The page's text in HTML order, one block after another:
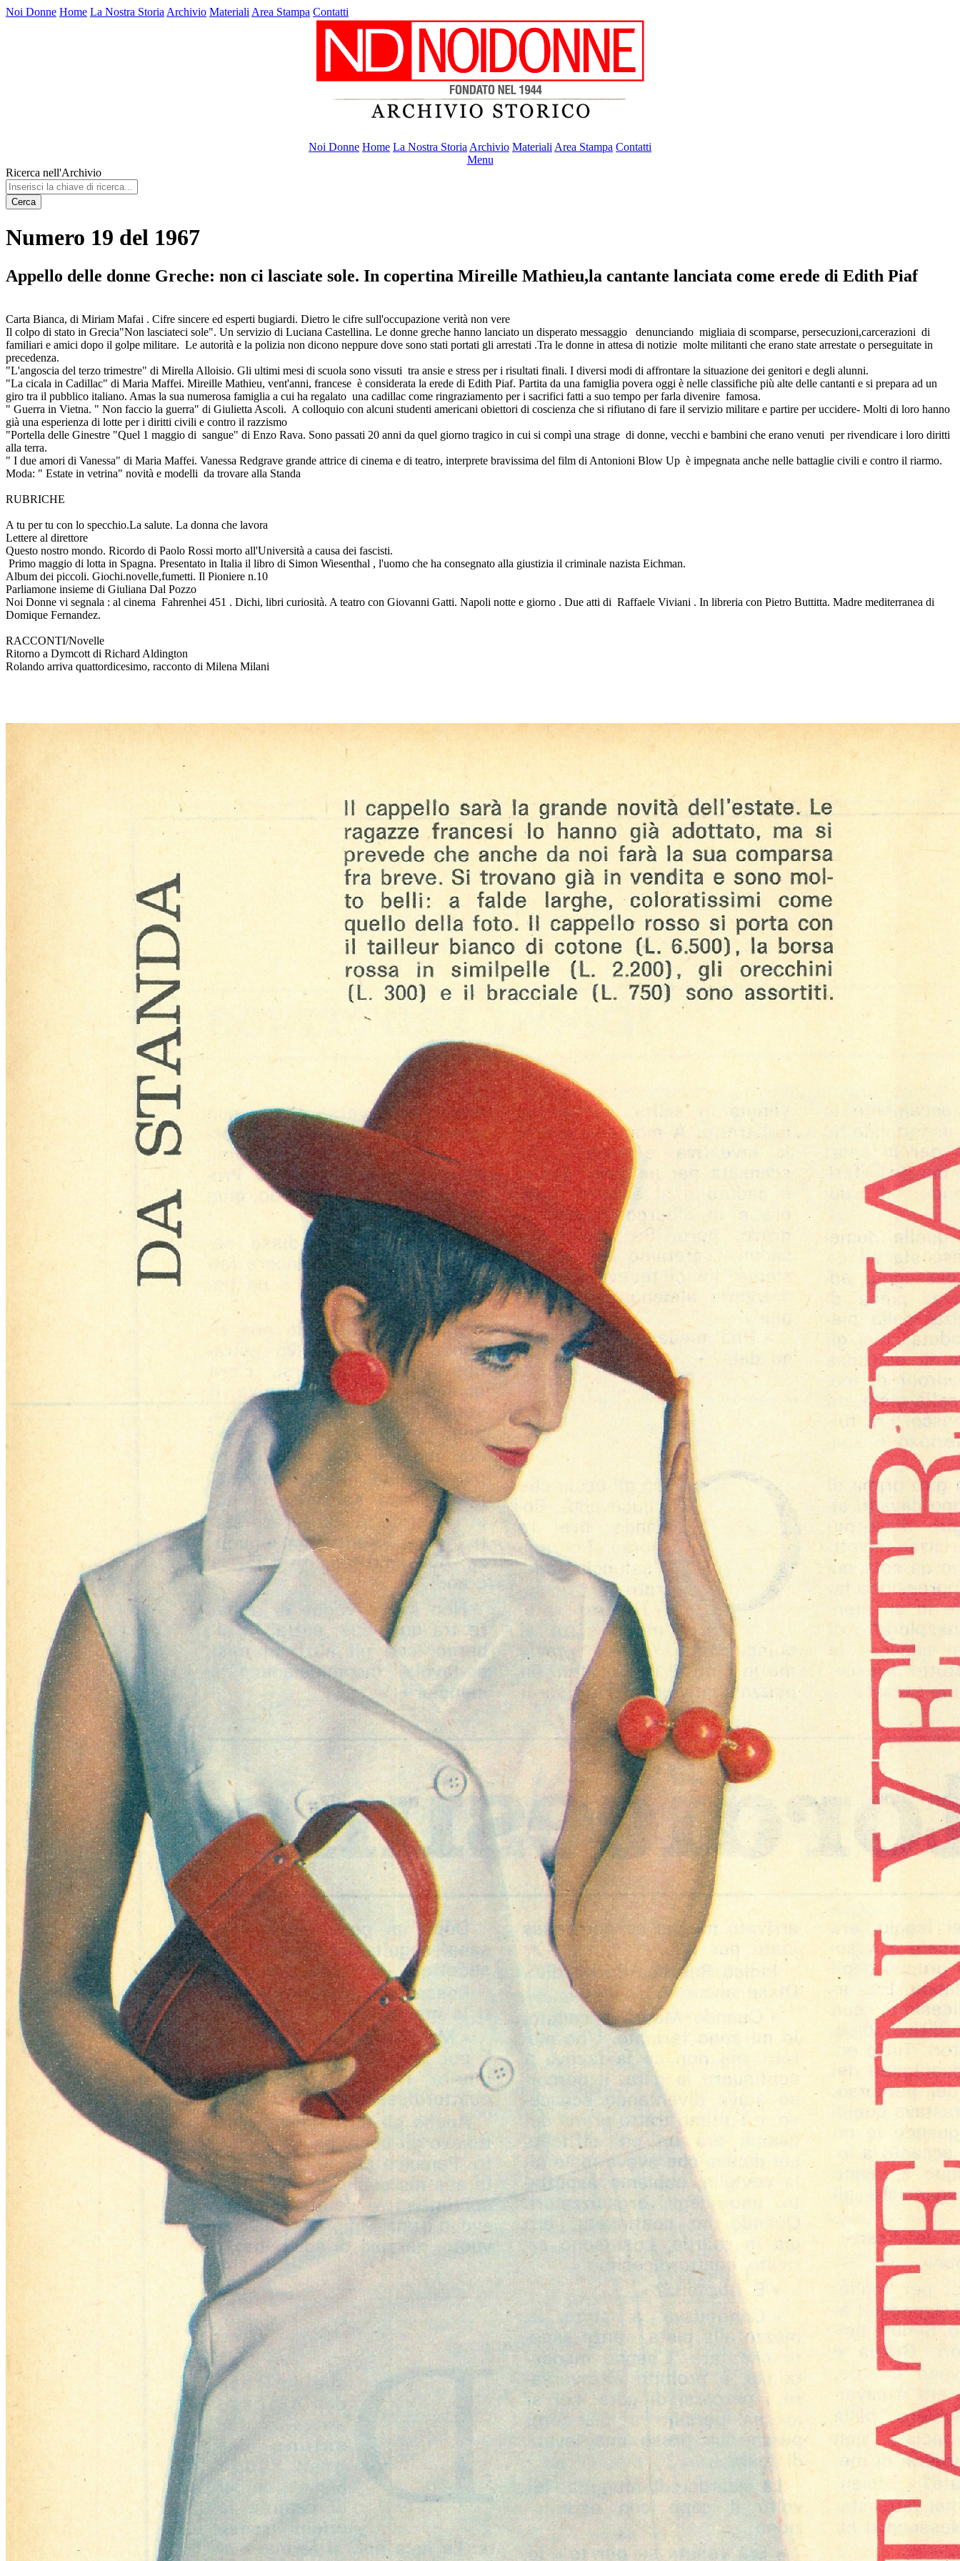
Noi Donne Home La Nostra Storia Archivio Materiali Area Stampa Contatti
Noi Donne Home La Nostra Storia Archivio Materiali Area Stampa Contatti
Menu
Ricerca nell'Archivio
Cerca
Numero 19 del 1967
Appello delle donne Greche: non ci lasciate sole. In copertina Mireille Mathieu,la cantante lanciata come erede di Edith Piaf
Carta Bianca, di Miriam Mafai . Cifre sincere ed esperti bugiardi. Dietro le cifre sull'occupazione verità non vere
Il colpo di stato in Grecia"Non lasciateci sole". Un servizio di Luciana Castellina. Le donne greche hanno lanciato un disperato messaggio denunciando migliaia di scomparse, persecuzioni,carcerazioni di
familiari e amici dopo il golpe militare. Le autorità e la polizia non dicono neppure dove sono stati portati gli arrestati .Tra le donne in attesa di notizie molte militanti che erano state arrestate o perseguitate in
precedenza.
"L'angoscia del terzo trimestre" di Mirella Alloisio. Gli ultimi mesi di scuola sono vissuti tra ansie e stress per i risultati finali. I diversi modi di affrontare la situazione dei genitori e degli alunni.
"La cicala in Cadillac" di Maria Maffei. Mireille Mathieu, vent'anni, francese è considerata la erede di Edith Piaf. Partita da una famiglia povera oggi è nelle classifiche più alte delle cantanti e si prepara ad un
giro tra il pubblico italiano. Amas la sua numerosa famiglia a cui ha regalato una cadillac come ringraziamento per i sacrifici fatti a suo tempo per farla divenire famosa.
" Guerra in Vietna. " Non faccio la guerra" di Giulietta Ascoli. A colloquio con alcuni studenti americani obiettori di coscienza che si rifiutano di fare il servizio militare e partire per uccidere- Molti di loro hanno
già una esperienza di lotte per i diritti civili e contro il razzismo
"Portella delle Ginestre "Quel 1 maggio di sangue" di Enzo Rava. Sono passati 20 anni da quel giorno tragico in cui si compì una strage di donne, vecchi e bambini che erano venuti per rivendicare i loro diritti
alla terra.
" I due amori di Vanessa" di Maria Maffei. Vanessa Redgrave grande attrice di cinema e di teatro, interprete bravissima del film di Antonioni Blow Up è impegnata anche nelle battaglie civili e contro il riarmo.
Moda: " Estate in vetrina" novità e modelli da trovare alla Standa
RUBRICHE
A tu per tu con lo specchio.La salute. La donna che lavora
Lettere al direttore
Questo nostro mondo. Ricordo di Paolo Rossi morto all'Università a causa dei fascisti.
Primo maggio di lotta in Spagna. Presentato in Italia il libro di Simon Wiesenthal , l'uomo che ha consegnato alla giustizia il criminale nazista Eichman.
Album dei piccoli. Giochi.novelle,fumetti. Il Pioniere n.10
Parliamone insieme di Giuliana Dal Pozzo
Noi Donne vi segnala : al cinema Fahrenhei 451 . Dichi, libri curiosità. A teatro con Giovanni Gatti. Napoli notte e giorno . Due atti di Raffaele Viviani . In libreria con Pietro Buttitta. Madre mediterranea di
Domique Fernandez.
RACCONTI/Novelle
Ritorno a Dymcott di Richard Aldington
Rolando arriva quattordicesimo, racconto di Milena Milani